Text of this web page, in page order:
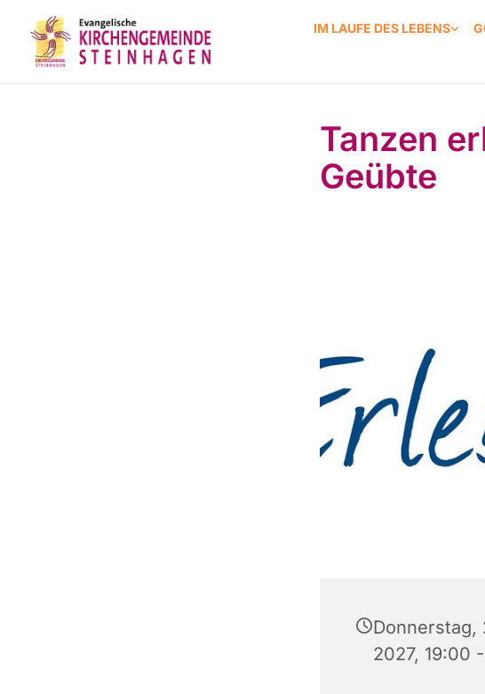
IM LAUFE DES LEBENS
Tanzen
Geübte
Donnerstag,
2027, 19:00